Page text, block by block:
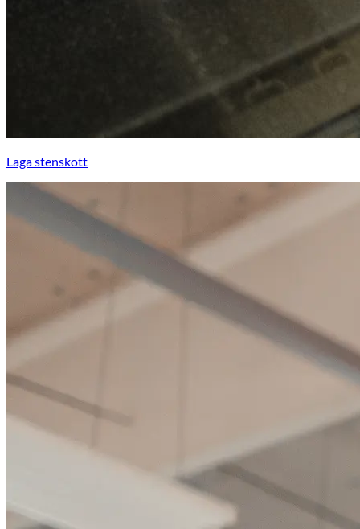
Laga stenskott